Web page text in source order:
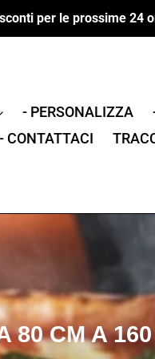
per le prossime 24
- PERSONALIZZA
- CONTATTACI
80 CM A